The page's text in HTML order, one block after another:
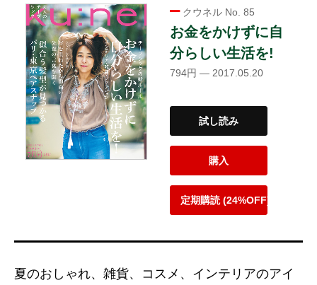
クウネル No. 85
お金をかけずに自
分らしい生活を!
794円 — 2017.05.20
試し読み
購入
定期購読 (24%OFF)
夏のおしゃれ、雑貨、コスメ、インテリアのアイ